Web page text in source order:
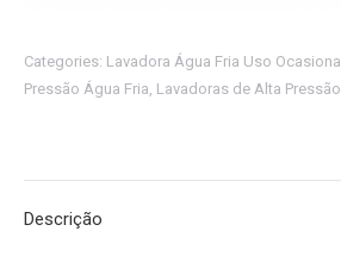
Categories: Lavadora Água Fria Uso Ocasional
Pressão Água Fria Lavadoras de Alta Pressão
Descrição